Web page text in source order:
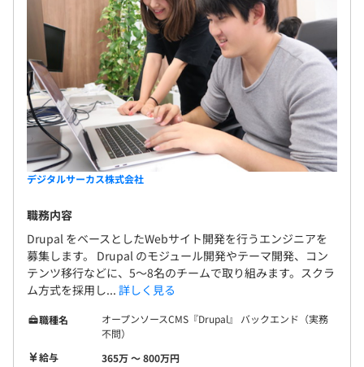
デジタルサーカス株式会社
職務内容
Drupal をベースとしたWebサイト開発を行うエンジニアを
募集します。 Drupal のモジュール開発やテーマ開発、コン
テンツ移行などに、5～8名のチームで取り組みます。スクラ
ム方式を採用し... 詳しく見る
職種名
オープンソースCMS『Drupal』 バックエンド（実務
不問）
給与
365万 〜 800万円